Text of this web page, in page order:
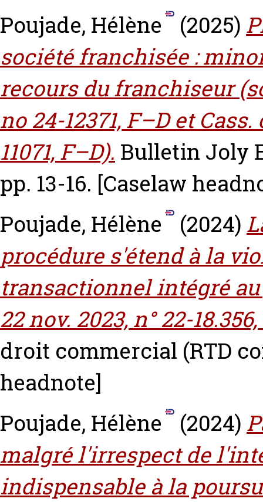
Poujade, Hélène
(2025)
société franchisée :
recours du franchiseur
no 24-12371, F–D et
11071, F–D). Bulletin Joly
pp. 13-16. [Caselaw
Poujade, Hélène
(2024)
procédure s'étend à la
transactionnel intégré
22 nov. 2023, n° 22-
droit commercial (RTD
headnote]
Poujade, Hélène
(2024)
malgré l'irrespect de
indispensable à la